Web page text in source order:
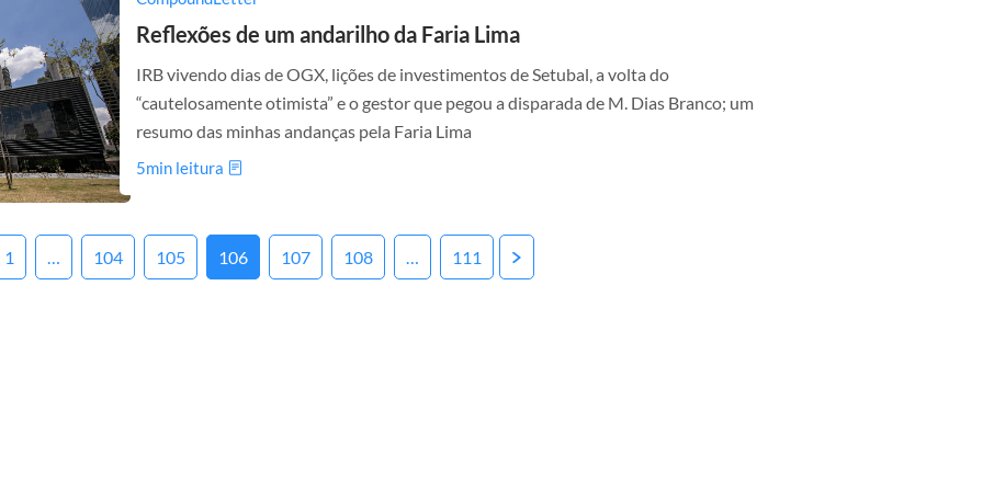
5min leitura
Reflexões de um andarilho da Faria Lima
IRB vivendo dias de OGX, lições de investimentos de Setubal, a volta do
“cautelosamente otimista” e o gestor que pegou a disparada de M. Dias Branco; um
resumo das minhas andanças pela Faria Lima
1 … 104 105 106 107 108 … 111